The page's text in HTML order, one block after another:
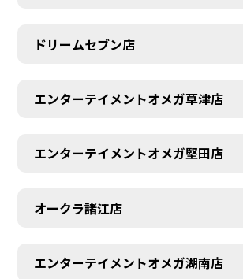
ドリームセブン店
エンターテイメントオメガ草津店
エンターテイメントオメガ堅田店
オークラ諸江店
エンターテイメントオメガ湖南店